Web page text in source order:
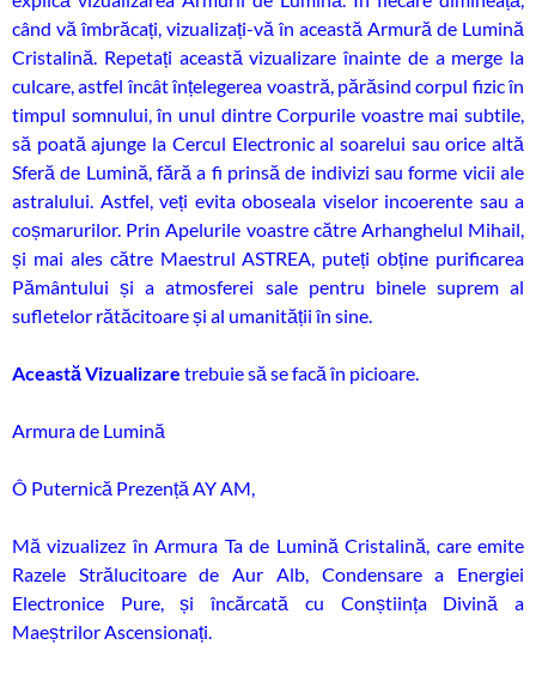
când vă îmbrăcați, vizualizați-vă în această Armură de Lumină
Cristalină. Repetați această vizualizare înainte de a merge la
culcare, astfel încât înțelegerea voastră, părăsind corpul fizic în
timpul somnului, în unul dintre Corpurile voastre mai subtile,
să poată ajunge la Cercul Electronic al soarelui sau orice altă
Sferă de Lumină, fără a fi prinsă de indivizi sau forme vicii ale
astralului. Astfel, veți evita oboseala viselor incoerente sau a
coșmarurilor. Prin Apelurile voastre către Arhanghelul Mihail,
și mai ales către Maestrul ASTREA, puteți obține purificarea
Pământului și a atmosferei sale pentru binele suprem al
sufletelor rătăcitoare și al umanității în sine.
Această Vizualizare trebuie să se facă în picioare.
Armura de Lumină
Ô Puternică Prezență AY AM,
Mă vizualizez în Armura Ta de Lumină Cristalină, care emite
Razele Strălucitoare de Aur Alb, Condensare a Energiei
Electronice Pure, și încărcată cu Conștiința Divină a
Maeștrilor Ascensionați.